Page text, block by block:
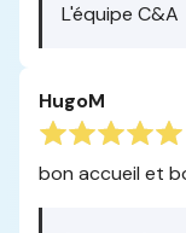
L'équipe C&A
HugoM
bon accueil et